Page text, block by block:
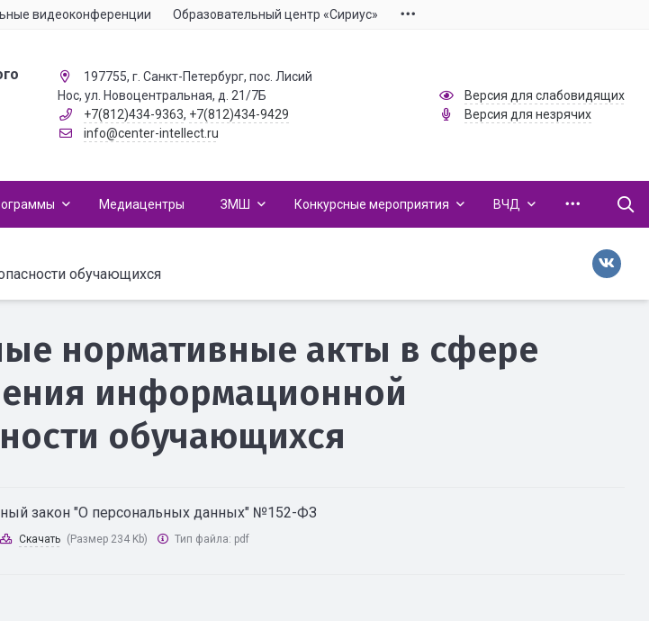
видеоконференции Образовательный центр «Сириус»
197755, г. Санкт-Петербург, пос. Лисий
Нос, ул. Новоцентральная, д. 21/7Б
+7(812)434-9363, +7(812)434-9429
info@center-intellect.ru
Версия для слабовидящих
Версия для незрячих
Медиацентры ЗМШ Конкурсные мероприятия ВЧД
обучающихся
нормативные акты в сфере
информационной
обучающихся
закон "О персональных данных" №152-ФЗ
Скачать (Размер 234 Kb) Тип файла: pdf